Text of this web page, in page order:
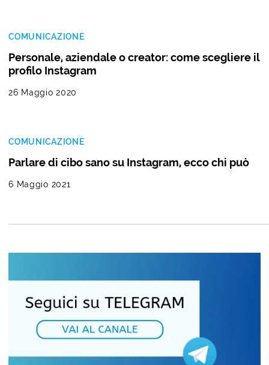
COMUNICAZIONE
Personale, aziendale o creator: come scegliere il
profilo Instagram
26 Maggio 2020
COMUNICAZIONE
Parlare di cibo sano su Instagram, ecco chi può
6 Maggio 2021